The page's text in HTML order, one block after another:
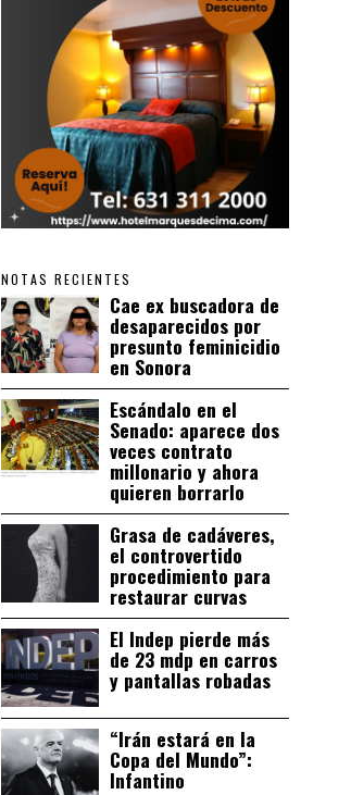
NOTAS RECIENTES
Cae ex buscadora de
desaparecidos por
presunto feminicidio
en Sonora
Escándalo en el
Senado: aparece dos
veces contrato
millonario y ahora
quieren borrarlo
Grasa de cadáveres,
el controvertido
procedimiento para
restaurar curvas
El Indep pierde más
de 23 mdp en carros
y pantallas robadas
“Irán estará en la
Copa del Mundo”:
Infantino